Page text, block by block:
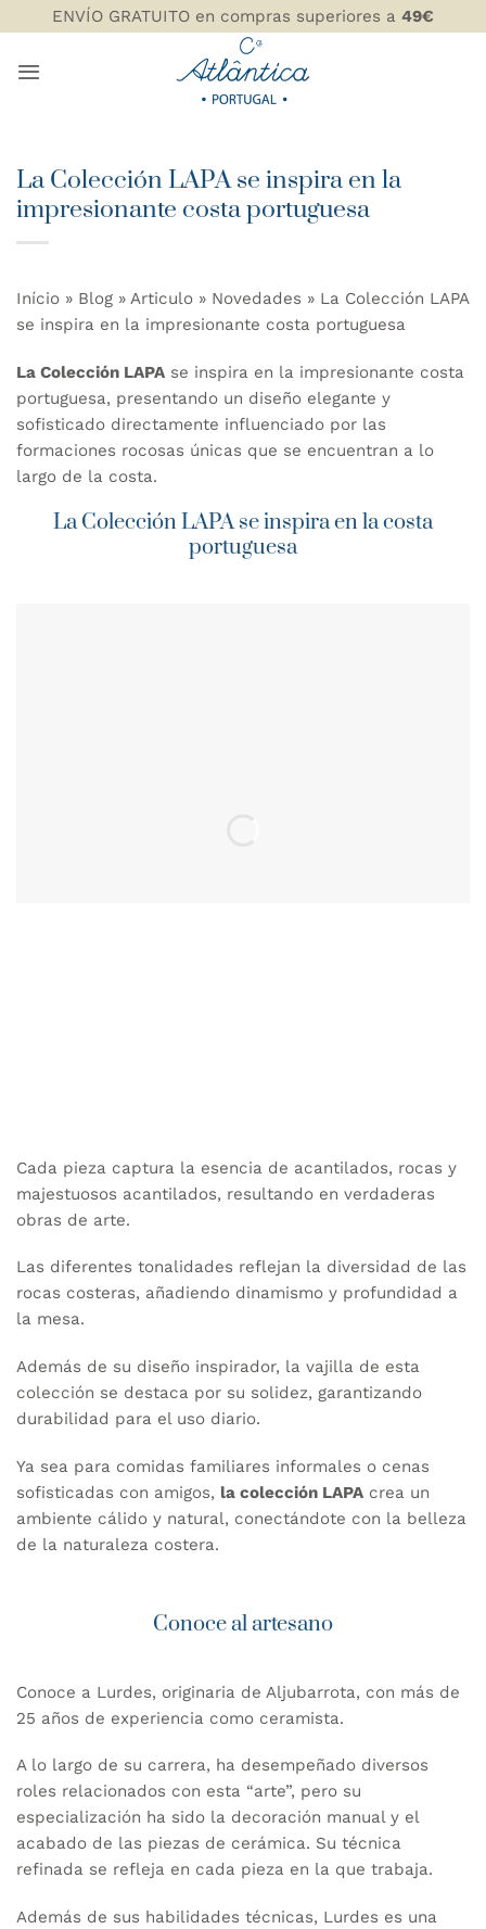
al
contenido
ENVÍO GRATUITO en compras superiores a 49€
La Colección LAPA se inspira en la
impresionante costa portuguesa
Início » Blog » Articulo » Novedades » La Colección LAPA
se inspira en la impresionante costa portuguesa
La Colección LAPA se inspira en la impresionante costa
portuguesa, presentando un diseño elegante y
sofisticado directamente influenciado por las
formaciones rocosas únicas que se encuentran a lo
largo de la costa.
La Colección LAPA se inspira en la costa
portuguesa
Cada pieza captura la esencia de acantilados, rocas y
majestuosos acantilados, resultando en verdaderas
obras de arte.
Las diferentes tonalidades reflejan la diversidad de las
rocas costeras, añadiendo dinamismo y profundidad a
la mesa.
Además de su diseño inspirador, la vajilla de esta
colección se destaca por su solidez, garantizando
durabilidad para el uso diario.
Ya sea para comidas familiares informales o cenas
sofisticadas con amigos, la colección LAPA crea un
ambiente cálido y natural, conectándote con la belleza
de la naturaleza costera.
Conoce al artesano
Conoce a Lurdes, originaria de Aljubarrota, con más de
25 años de experiencia como ceramista.
A lo largo de su carrera, ha desempeñado diversos
roles relacionados con esta “arte”, pero su
especialización ha sido la decoración manual y el
acabado de las piezas de cerámica. Su técnica
refinada se refleja en cada pieza en la que trabaja.
Además de sus habilidades técnicas, Lurdes es una